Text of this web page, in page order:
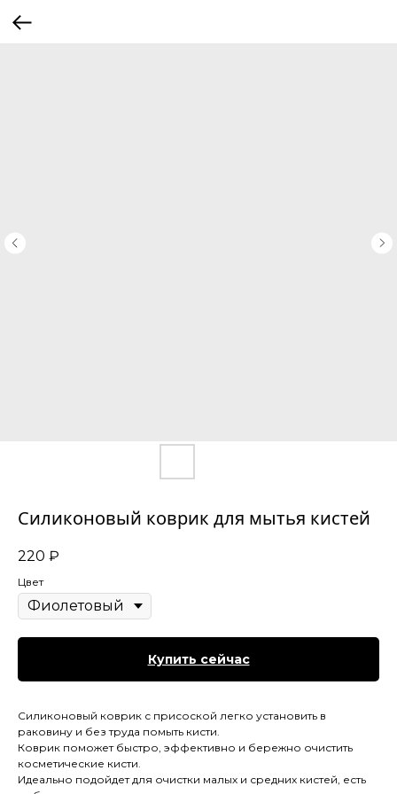
Силиконовый коврик для мытья кистей
220 ₽
Цвет
Купить сейчас
Силиконовый коврик с присоской легко установить в
раковину и без труда помыть кисти.
Коврик поможет быстро, эффективно и бережно очистить
косметические кисти.
Идеально подойдет для очистки малых и средних кистей, есть